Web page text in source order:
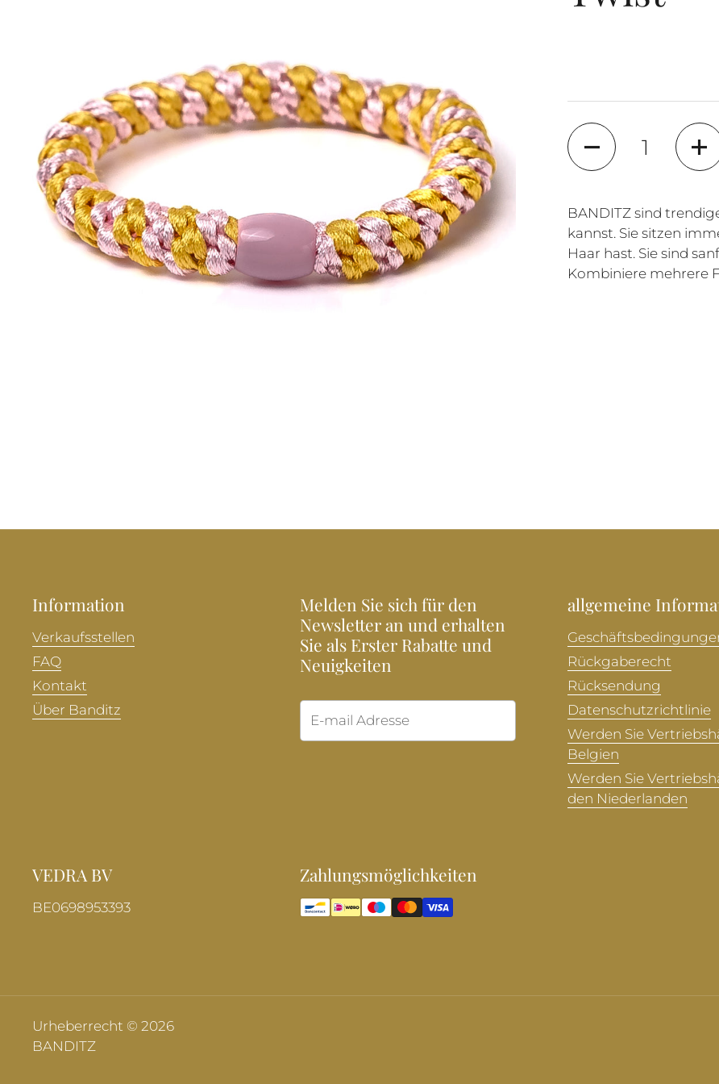
Anzahl
BANDITZ sind
kannst. Sie sitzen
Haar hast. Sie sind
Kombiniere mehrere
Information
Verkaufsstellen
FAQ
Kontakt
Über Banditz
Melden Sie sich für den
Newsletter an und erhalten
Sie als Erster Rabatte und
Neuigkeiten
allgemeine
Rückgaberecht
Rücksendung
Datenschutzrichtlinie
Werden Sie
Belgien
Werden Sie
den Niederlanden
VEDRA BV
BE0698953393
Zahlungsmöglichkeiten
Urheberrecht © 2026
BANDITZ